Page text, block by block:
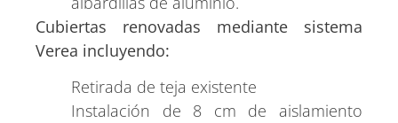
Cubiertas renovadas mediante sistema
Verea incluyendo:
Retirada de teja existente
Instalación de 8 cm de aislamiento